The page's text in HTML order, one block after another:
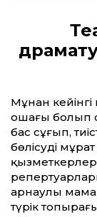
Мұнан
ошағы болып
бас сұғып,
бөлісуді мұрат
арнаулы
түрік